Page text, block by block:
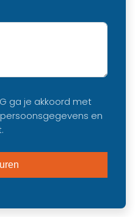
ga je akkoord met
en